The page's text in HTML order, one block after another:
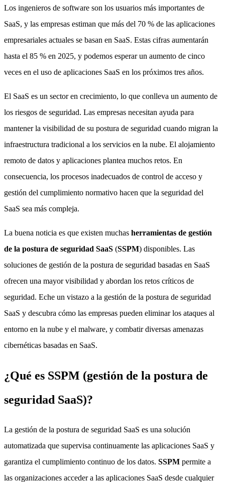
Los ingenieros de software son los usuarios más importantes de
SaaS, y las empresas estiman que más del 70 % de las aplicaciones
empresariales actuales se basan en SaaS. Estas cifras aumentarán
hasta el 85 % en 2025, y podemos esperar un aumento de cinco
veces en el uso de aplicaciones SaaS en los próximos tres años.
El SaaS es un sector en crecimiento, lo que conlleva un aumento de
los riesgos de seguridad. Las empresas necesitan ayuda para
mantener la visibilidad de su postura de seguridad cuando migran la
infraestructura tradicional a los servicios en la nube. El alojamiento
remoto de datos y aplicaciones plantea muchos retos. En
consecuencia, los procesos inadecuados de control de acceso y
gestión del cumplimiento normativo hacen que la seguridad del
SaaS sea más compleja.
La buena noticia es que existen muchas herramientas de gestión
de la postura de seguridad SaaS (SSPM) disponibles. Las
soluciones de gestión de la postura de seguridad basadas en SaaS
ofrecen una mayor visibilidad y abordan los retos críticos de
seguridad. Eche un vistazo a la gestión de la postura de seguridad
SaaS y descubra cómo las empresas pueden eliminar los ataques al
entorno en la nube y el malware, y combatir diversas amenazas
cibernéticas basadas en SaaS.
¿Qué es SSPM (gestión de la postura de
seguridad SaaS)?
La gestión de la postura de seguridad SaaS es una solución
automatizada que supervisa continuamente las aplicaciones SaaS y
garantiza el cumplimiento continuo de los datos. SSPM permite a
las organizaciones acceder a las aplicaciones SaaS desde cualquier